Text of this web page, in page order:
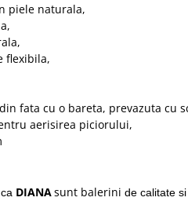
piele naturala,
flexibila,
fata cu o bareta, prevazuta cu
aerisirea piciorului,
DIANAsunt balerini de calitate